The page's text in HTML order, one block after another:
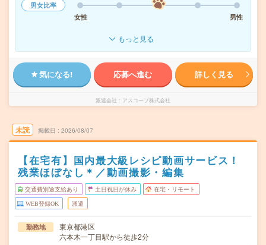
男女比率
女性
男性
もっと見る
気になる! 応募へ進む 詳しく見る
派遣会社 アスコープ株式会社
未読 掲載日 2026/08/07
【在宅有】国内最大級レシピ動画サービス！
残業ほぼなし＊／動画撮影・編集
交通費別途支給あり 土日祝日が休み 在宅・リモート
WEB登録OK 派遣
勤務地
東京都港区
六本木一丁目駅から徒歩2分